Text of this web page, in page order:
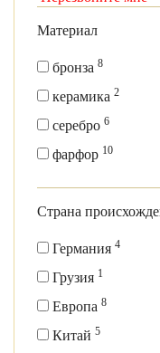
Материал
бронза 8
керамика 2
серебро 6
фарфор 10
Страна
Германия 4
Грузия 1
Европа 8
Китай 5